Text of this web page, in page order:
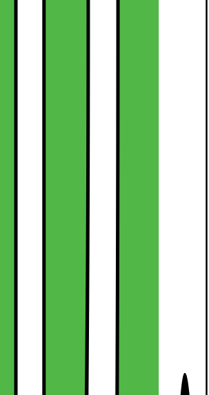
klubbmedlemmar
din smartphone med det sofistikerade
Fold-skalet. Tillverkat av hållbar, fläcktålig
skydd mot stötar, fall och repor.. Det
till alla portar, högtalare samt trådlös
det behåller en tunn profil som bevarar